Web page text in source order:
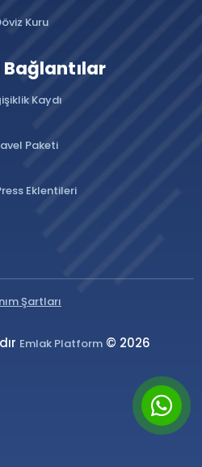
Kuru
Kaydı
Paketi
Eklentileri
Şartları
Emlak Platform © 2026